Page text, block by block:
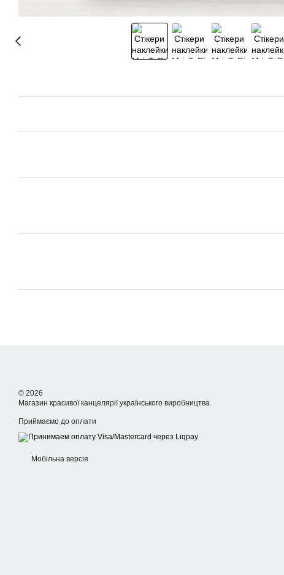
© 2026
Магазин красивої канцелярії українського виробництва
Приймаємо до оплати
Мобільна версія